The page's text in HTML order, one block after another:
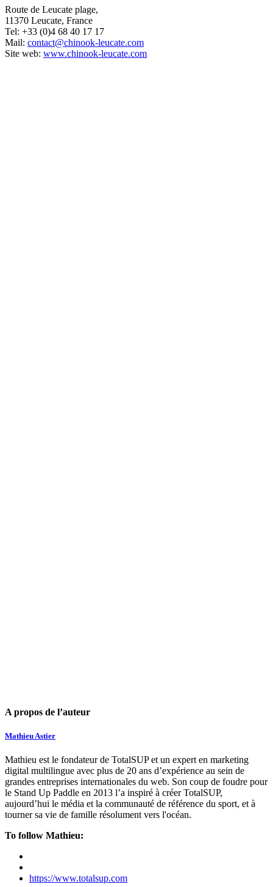
Route de Leucate plage,
11370 Leucate, France
Tel: +33 (0)4 68 40 17 17
Mail: contact@chinook-leucate.com
Site web: www.chinook-leucate.com
A propos de l’auteur
Mathieu Astier
Mathieu est le fondateur de TotalSUP et un expert en marketing
digital multilingue avec plus de 20 ans d’expérience au sein de
grandes entreprises internationales du web. Son coup de foudre pour
le Stand Up Paddle en 2013 l’a inspiré à créer TotalSUP,
aujourd’hui le média et la communauté de référence du sport, et à
tourner sa vie de famille résolument vers l'océan.
To follow Mathieu:
https://www.totalsup.com